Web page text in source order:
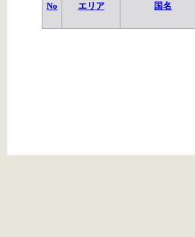
No エリア 国名